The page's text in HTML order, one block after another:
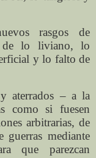
rasgos de
de lo liviano, lo
y lo falto de
aterrados – a la
como si fuesen
arbitrarias, de
mediante
que parezcan